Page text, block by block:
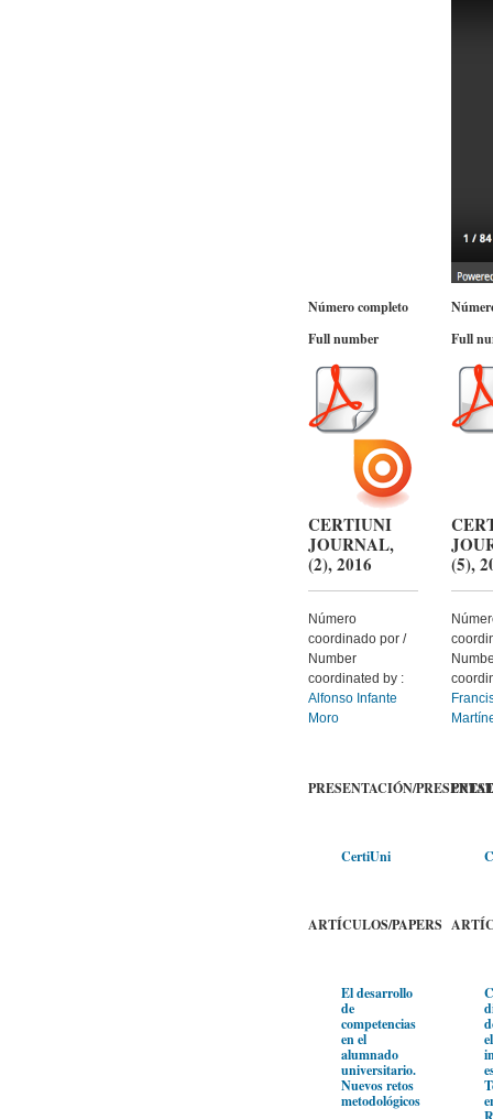
Número completo
Full number
CERTIUNI
JOURNAL,
(2), 2016
Número
coordinado por /
Number
coordinated by :
Alfonso Infante
Moro
PRESENTACIÓN/
CertiUni
ARTÍCULOS/PAPERS
El desarrollo
de
competencias
en el
alumnado
universitario.
Nuevos retos
metodológicos
Full
(5),